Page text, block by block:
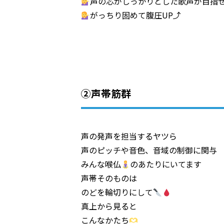
がっちり固めて腹圧UP⤴︎
②声帯筋群
声の発声を担当するヤツら
声のピッチや音色、音域の制御に関与
みんな喉仏
のあたりにいてます
声帯そのものは
のどを輪切りにして
真上から見ると
こんなかたち